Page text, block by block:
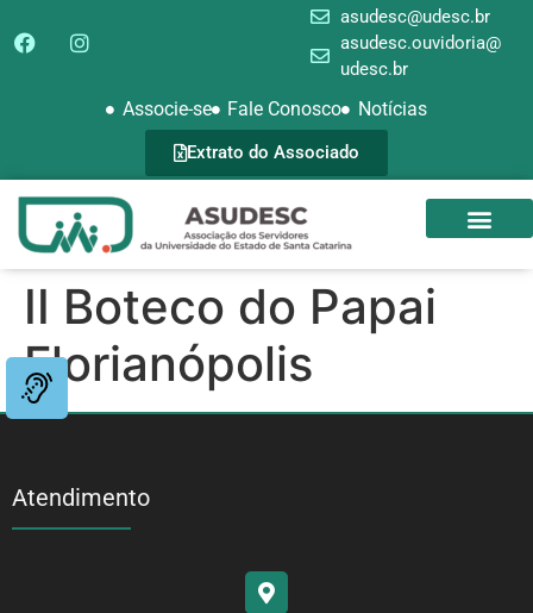
asudesc@udesc.br
asudesc.ouvidoria@
udesc.br
Associe-se Fale Conosco Notícias
Extrato do Associado
II Boteco do Papai
Florianópolis
Atendimento